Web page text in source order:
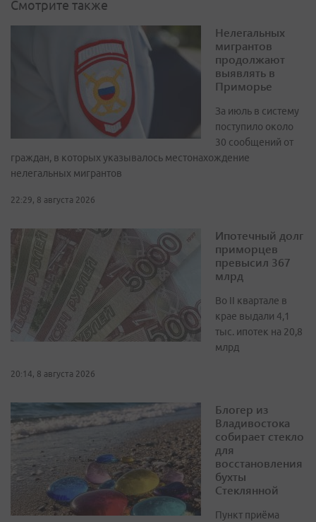
Смотрите также
Нелегальных
мигрантов
продолжают
выявлять в
Приморье
За июль в систему
поступило около
30 сообщений от
граждан, в которых указывалось местонахождение
нелегальных мигрантов
22:29, 8 августа 2026
Ипотечный долг
приморцев
превысил 367
млрд
Во II квартале в
крае выдали 4,1
тыс. ипотек на 20,8
млрд
20:14, 8 августа 2026
Блогер из
Владивостока
собирает стекло
для
восстановления
бухты
Стеклянной
Пункт приёма